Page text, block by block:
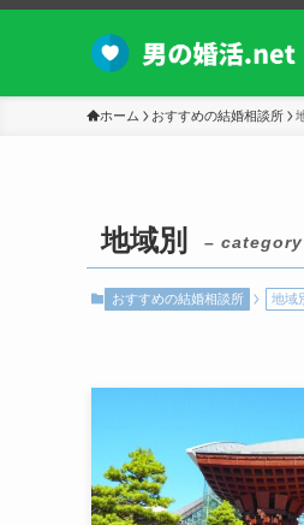
ホーム おすすめの結婚相談所
地域別 –
おすすめの結婚相談所 地域